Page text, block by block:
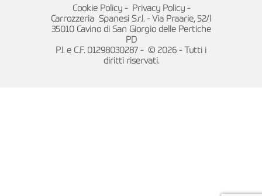
Cookie Policy- Privacy Policy-
Carrozzeria Spanesi S.r.l. - Via Praarie, 52/l
35010 Cavino di San Giorgio delle Pertiche
PD
P.I. e C.F. 01298030287 - © 2026 - Tutti i
diritti riservati.